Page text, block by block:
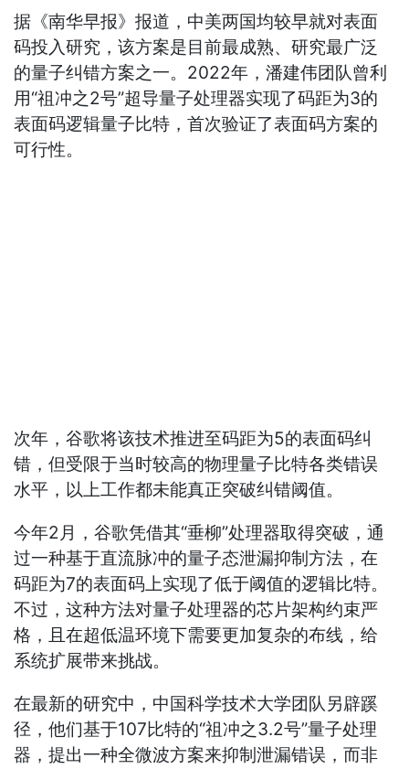
据《南华早报》报道，中美两国均较早就对表面
码投入研究，该方案是目前最成熟、研究最广泛
的量子纠错方案之一。2022年，潘建伟团队曾利
用“祖冲之2号”超导量子处理器实现了码距为3的
表面码逻辑量子比特，首次验证了表面码方案的
可行性。
次年，谷歌将该技术推进至码距为5的表面码纠
错，但受限于当时较高的物理量子比特各类错误
水平，以上工作都未能真正突破纠错阈值。
今年2月，谷歌凭借其“垂柳”处理器取得突破，通
过一种基于直流脉冲的量子态泄漏抑制方法，在
码距为7的表面码上实现了低于阈值的逻辑比特。
不过，这种方法对量子处理器的芯片架构约束严
格，且在超低温环境下需要更加复杂的布线，给
系统扩展带来挑战。
在最新的研究中，中国科学技术大学团队另辟蹊
径，他们基于107比特的“祖冲之3.2号”量子处理
器，提出一种全微波方案来抑制泄漏错误，而非